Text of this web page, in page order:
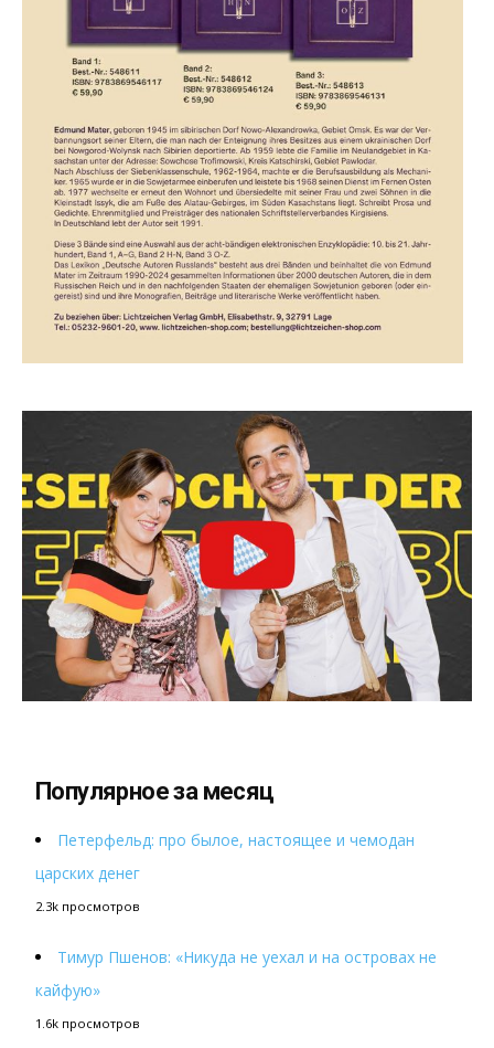
Популярное за месяц
Петерфельд: про былое, настоящее и чемодан
царских денег
2.3k просмотров
Тимур Пшенов: «Никуда не уехал и на островах не
кайфую»
1.6k просмотров